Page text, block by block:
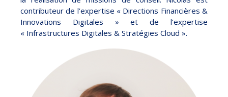
contributeur de l’expertise « Directions Financières &
Innovations Digitales » et de l’expertise
« Infrastructures Digitales & Stratégies Cloud ».